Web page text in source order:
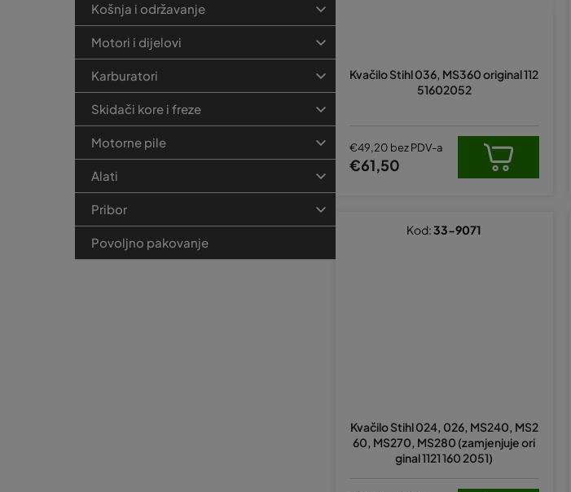
Košnja i održavanje
Motori i dijelovi
Karburatori
Skidači kore i freze
Motorne pile
Alati
Pribor
Povoljno pakovanje
Kvačilo Stihl 036, MS360 original 112
51602052
€49,20 bez PDV-a
€61,50
Kvačilo Stihl 024, 026, MS240, MS2
60, MS270, MS280 (zamjenjuje ori
ginal 1121 160 2051)
Kod:33-9071